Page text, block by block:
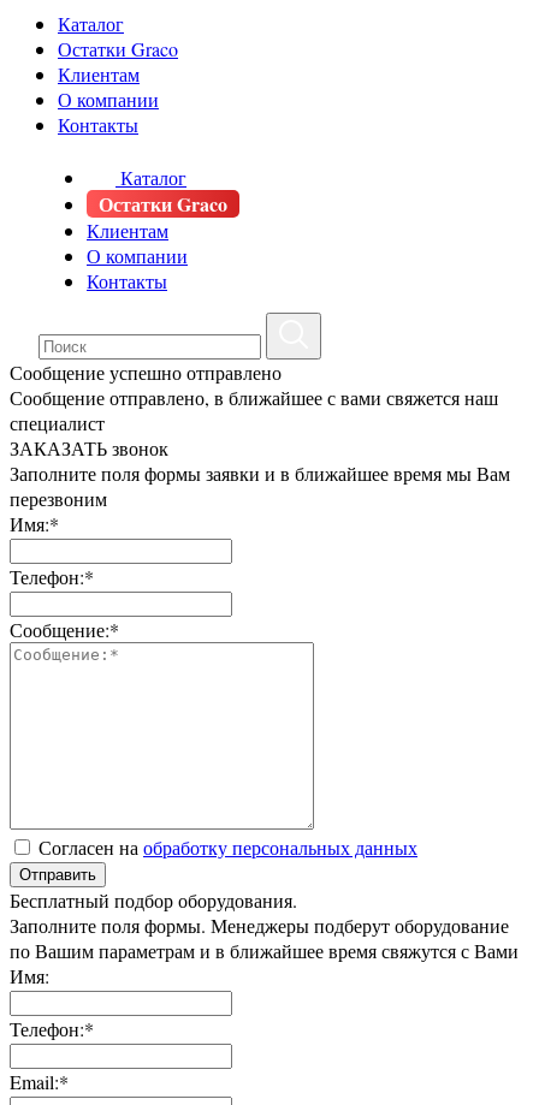
Каталог
Остатки Graco
Клиентам
О компании
Контакты
Каталог
Остатки Graco
Клиентам
О компании
Контакты
Сообщение успешно отправлено
Сообщение отправлено, в ближайшее с вами свяжется наш
специалист
ЗАКАЗАТЬ звонок
Заполните поля формы заявки и в ближайшее время мы Вам
перезвоним
Имя:*
Телефон:*
Сообщение:*
Согласен на обработку персональных данных
Отправить
Бесплатный подбор оборудования.
Заполните поля формы. Менеджеры подберут оборудование
по Вашим параметрам и в ближайшее время свяжутся с Вами
Имя:
Телефон:*
Email:*